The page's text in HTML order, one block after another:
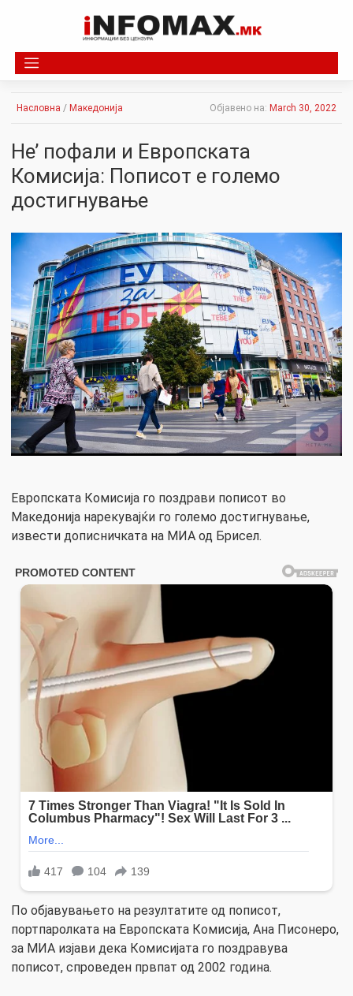
Насловна / Македонија Објавено на: March 30, 2022
Не’ пофали и Европската
Комисија: Пописот е големо
достигнување
Европската Комисија го поздрави пописот во
Македонија нарекувајќи го големо достигнување,
извести дописничката на МИА од Брисел.
По објавувањето на резултатите од пописот,
портпаролката на Европската Комисија, Ана Писонеро,
за МИА изјави дека Комисијата го поздравува
пописот, спроведен првпат од 2002 година.